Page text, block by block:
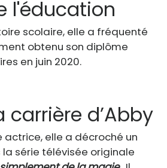
l'éducation
scolaire, elle a fréquenté
obtenu son diplôme
en juin 2020.
carrière d’Abby
actrice, elle a décroché un
série télévisée originale